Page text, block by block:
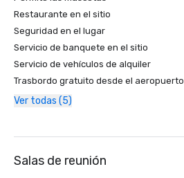
Restaurante en el sitio
Seguridad en el lugar
Servicio de banquete en el sitio
Servicio de vehículos de alquiler
Trasbordo gratuito desde el aeropuerto
Ver todas (5)
Salas de reunión